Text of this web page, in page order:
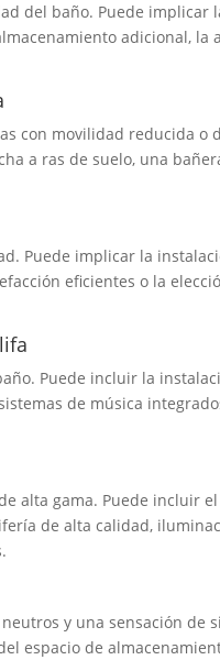
del baño. Puede implicar
adicional, la
con movilidad reducida o
a ras de suelo, una
Puede implicar la
eficientes o la
Puede incluir la
de música
alta gama. Puede incluir
de alta calidad,
y una sensación de
espacio de